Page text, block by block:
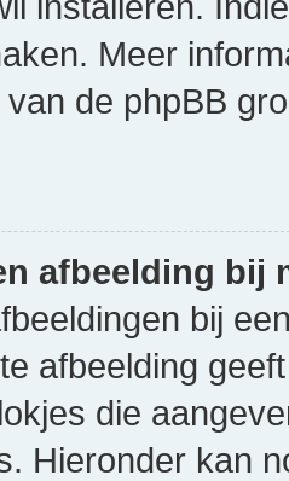
Meer
de phpBB
afbeelding bij
bij
afbeelding
die
Hieronder kan